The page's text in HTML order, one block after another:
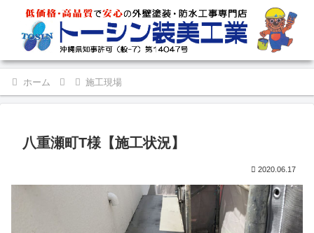
ホーム 施工現場
八重瀬町T様【施工状況】
2020.06.17